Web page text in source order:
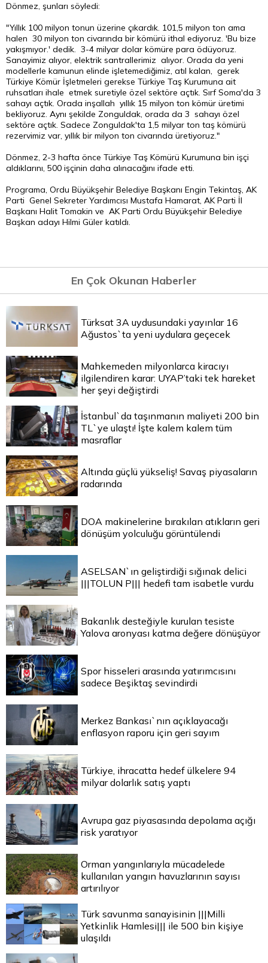
Dönmez, şunları söyledi:
"Yıllık 100 milyon tonun üzerine çıkardık. 101,5 milyon ton ama
halen 30 milyon ton civarında bir kömürü ithal ediyoruz. 'Bu bize
yakışmıyor.' dedik. 3-4 milyar dolar kömüre para ödüyoruz.
Sanayimiz alıyor, elektrik santrallerimiz alıyor. Orada da yeni
modellerle kamunun elinde işletemediğimiz, atıl kalan, gerek
Türkiye Kömür İşletmeleri gerekse Türkiye Taş Kurumuna ait
ruhsatları ihale etmek suretiyle özel sektöre açtık. Sırf Soma'da 3
sahayı açtık. Orada inşallah yıllık 15 milyon ton kömür üretimi
bekliyoruz. Aynı şekilde Zonguldak, orada da 3 sahayı özel
sektöre açtık. Sadece Zonguldak'ta 1,5 milyar ton taş kömürü
rezervimiz var, yıllık bir milyon ton civarında üretiyoruz."
Dönmez, 2-3 hafta önce Türkiye Taş Kömürü Kurumuna bin işçi
aldıklarını, 500 işçinin daha alınacağını ifade etti.
Programa, Ordu Büyükşehir Belediye Başkanı Engin Tekintaş, AK
Parti Genel Sekreter Yardımcısı Mustafa Hamarat, AK Parti İl
Başkanı Halit Tomakin ve AK Parti Ordu Büyükşehir Belediye
Başkan adayı Hilmi Güler katıldı.
En Çok Okunan Haberler
Türksat 3A uydusundaki yayınlar 16
Ağustos`ta yeni uydulara geçecek
Mahkemeden milyonlarca kiracıyı
ilgilendiren karar: UYAP’taki tek hareket
her şeyi değiştirdi
İstanbul`da taşınmanın maliyeti 200 bin
TL`ye ulaştı! İşte kalem kalem tüm
masraflar
Altında güçlü yükseliş! Savaş piyasaların
radarında
DOA makinelerine bırakılan atıkların geri
dönüşüm yolculuğu görüntülendi
ASELSAN`ın geliştirdiği sığınak delici
|||TOLUN P||| hedefi tam isabetle vurdu
Bakanlık desteğiyle kurulan tesiste
Yalova aronyası katma değere dönüşüyor
Spor hisseleri arasında yatırımcısını
sadece Beşiktaş sevindirdi
Merkez Bankası`nın açıklayacağı
enflasyon raporu için geri sayım
Türkiye, ihracatta hedef ülkelere 94
milyar dolarlık satış yaptı
Avrupa gaz piyasasında depolama açığı
risk yaratıyor
Orman yangınlarıyla mücadelede
kullanılan yangın havuzlarının sayısı
artırılıyor
Türk savunma sanayisinin |||Milli
Yetkinlik Hamlesi||| ile 500 bin kişiye
ulaşıldı